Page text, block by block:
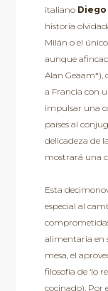
italiano Diego
historia
Milán o el
aunque
Alan Geaam*),
a Francia con
impulsar una
países al
delicadeza de
mostrará una
Esta
especial al
alimentaria en
mesa, el
filosofía de ‘lo
cocinado). Por